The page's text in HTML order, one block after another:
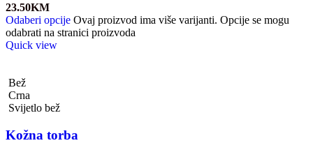
23.50KM
Odaberi opcije Ovaj proizvod ima više varijanti. Opcije se mogu
odabrati na stranici proizvoda
Quick view
Bež
Crna
Svijetlo bež
Kožna torba